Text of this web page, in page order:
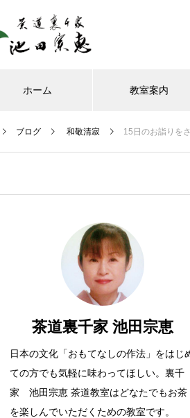
ホーム 教室案内
8月、お朔日詣りをさせ
お榊のお水をかえてたら
みて
こんな葉っぱ見つ
た
ブログ 和敬清寂 15日のお詣りを
茶道裏千家 池田宗恵
日本の文化「おもてなしの作法」をはじ
ての方でも気軽に味わってほしい。裏千
家 池田宗恵 茶道教室はどなたでもお茶
を楽しんでいただくための教室です。